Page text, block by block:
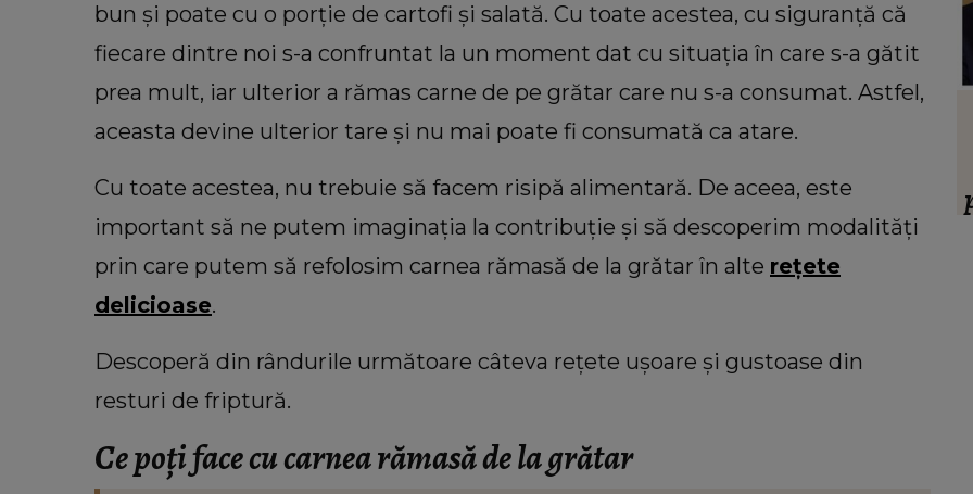
bun și poate cu o porție de cartofi și salată. Cu toate acestea, cu siguranță că
fiecare dintre noi s-a confruntat la un moment dat cu situația în care s-a gătit
prea mult, iar ulterior a rămas carne de pe grătar care nu s-a consumat. Astfel,
aceasta devine ulterior tare și nu mai poate fi consumată ca atare.
Cu toate acestea, nu trebuie să facem risipă alimentară. De aceea, este
important să ne putem imaginația la contribuție și să descoperim modalități
prin care putem să refolosim carnea rămasă de la grătar în alte rețete
delicioase.
Descoperă din rândurile următoare câteva rețete ușoare și gustoase din
resturi de friptură.
Ce poți face cu carnea rămasă de la grătar
Cu câți bani a rămas Oana Lis să
cumpere mâncare pentru ea și soțul ei,
Viorel: „Abia mâine luăm pensia.”
Ce oraș ar trebui să vizitezi în
urnătoarea vacanță, în funcție de zodie